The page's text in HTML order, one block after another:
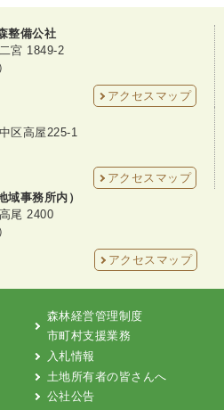
整備公社
宮 1849-2
アクセスマップ
区高屋225-1
アクセスマップ
域事務所内）
尾 2400
アクセスマップ
森林経営管理制度
市町村支援業務
入札情報
土地所有者の皆さんへ
公社公告